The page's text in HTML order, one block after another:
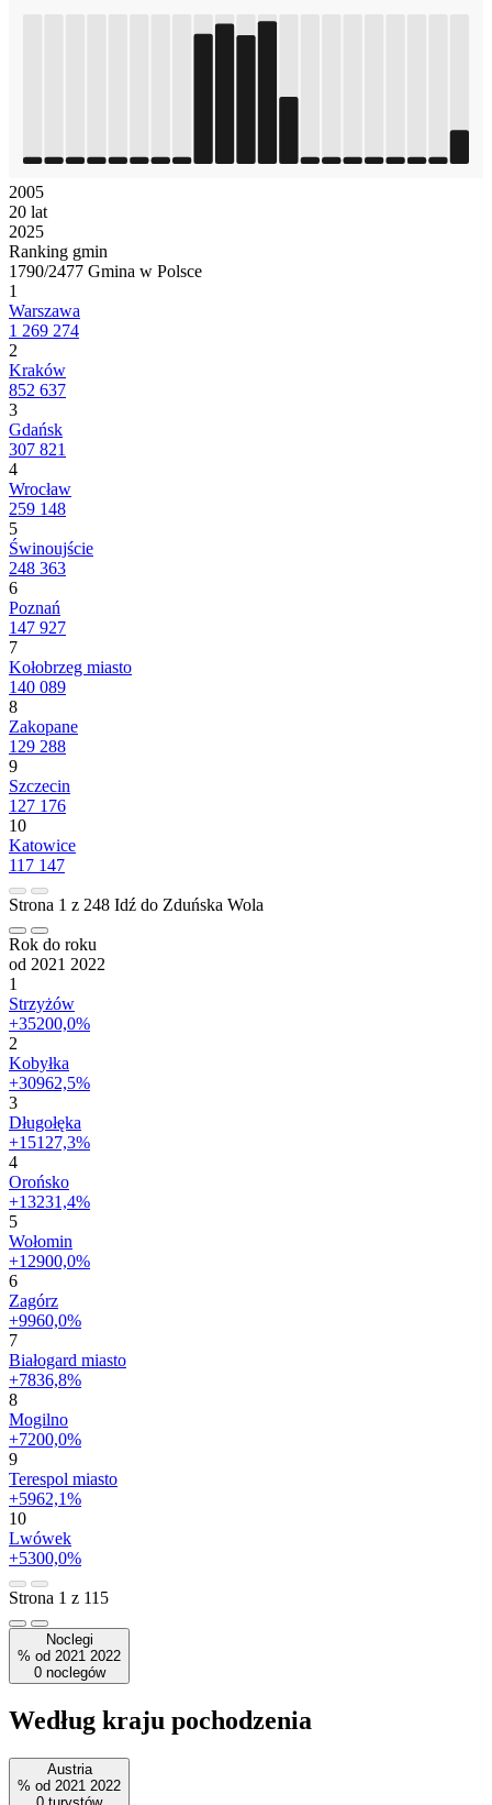
2005
20 lat
2025
Ranking gmin
1790/2477 Gmina w Polsce
1
Warszawa
1 269 274
2
Kraków
852 637
3
Gdańsk
307 821
4
Wrocław
259 148
5
Świnoujście
248 363
6
Poznań
147 927
7
Kołobrzeg miasto
140 089
8
Zakopane
129 288
9
Szczecin
127 176
10
Katowice
117 147
Strona 1 z 248 Idź do Zduńska Wola
Rok do roku
od 2021 2022
1
Strzyżów
+35200,0%
2
Kobyłka
+30962,5%
3
Długołęka
+15127,3%
4
Orońsko
+13231,4%
5
Wołomin
+12900,0%
6
Zagórz
+9960,0%
7
Białogard miasto
+7836,8%
8
Mogilno
+7200,0%
9
Terespol miasto
+5962,1%
10
Lwówek
+5300,0%
Strona 1 z 115
Noclegi
% od 2021 2022
0 noclegów
Według kraju pochodzenia
Austria
% od 2021 2022
0 turystów